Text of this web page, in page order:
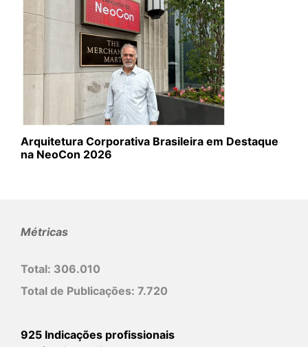
Arquitetura Corporativa Brasileira em Destaque
na NeoCon 2026
Métricas
Total: 306.010
Total de Publicações: 7.720
925 Indicações profissionais